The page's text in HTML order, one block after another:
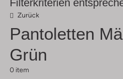
Filterkriterien
Zurück
Pantoletten
Grün
0 item